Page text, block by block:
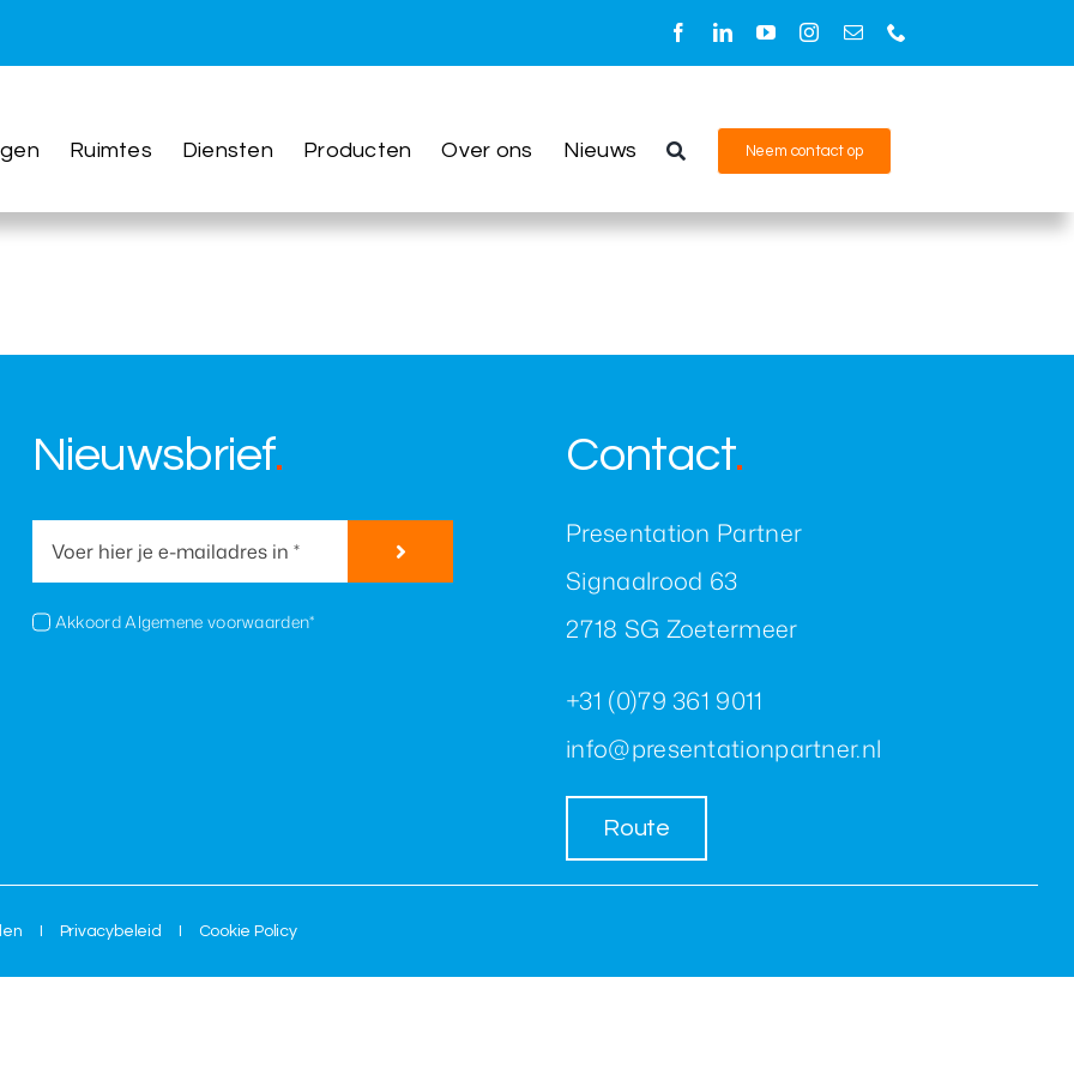
Ruimtes Diensten Producten Over ons Nieuws Neem contact op
wijziging door in Exchange Online, wat directe gevolgen heeft voor Evoko Home &
Nieuwsbrief.
Akkoord Algemene voorwaarden*
Contact.
Presentation Partner
Signaalrood 63
2718 SG Zoetermeer
+31 (0)79 361 9011
info@presentationpartner.nl
Route
Privacybeleid Cookie Policy